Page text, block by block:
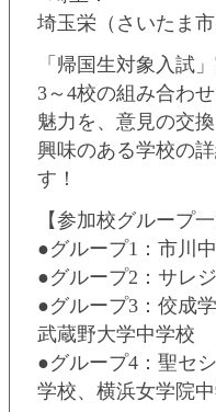
埼玉栄（さいたま市
「帰国生対象入試
3～4校の組み合わ
魅力を、意見の交
興味のある学校の
す！
【参加校グループ一
●グループ1：市川
●グループ2：サレ
●グループ3：佼成
武蔵野大学中学校
●グループ4：聖セ
学校、横浜女学院